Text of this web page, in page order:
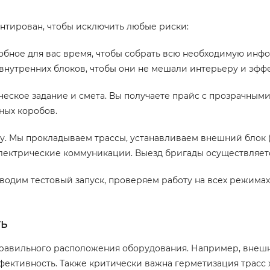
чтобы исключить любые риски:
для вас время, чтобы собрать всю необходимую
блоков, чтобы они не мешали интерьеру и
задание и смета. Вы получаете прайс с
коробов.
прокладываем трассы, устанавливаем внешний блок
коммуникации. Выезд бригады
тестовый запуск, проверяем работу на всех
расположения оборудования. Например,
Также критически важна герметизация трасс